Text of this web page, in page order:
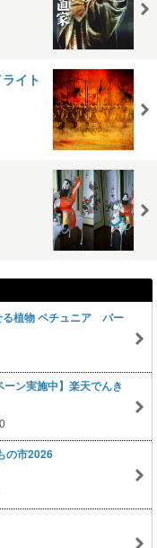
イト
る植物 ペチュニア バー
ーン実施中】楽天でんき
の市2026